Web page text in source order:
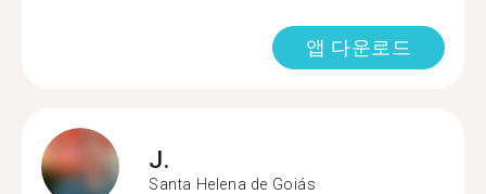
앱 다운로드
J.
Santa Helena de Goiás